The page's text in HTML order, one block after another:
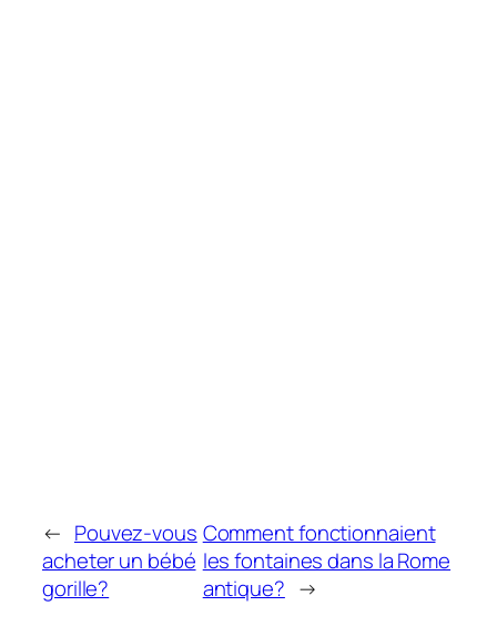
← Pouvez-vous
acheter un bébé
gorille?
Comment fonctionnaient
les fontaines dans la Rome
antique? →